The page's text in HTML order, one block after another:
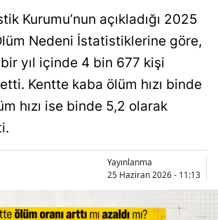
Kurumu’nun açıkladığı 2025
Nedeni İstatistiklerine göre,
yıl içinde 4 bin 677 kişi
Kentte kaba ölüm hızı binde
hızı ise binde 5,2 olarak
Yayınlanma
25 Haziran 2026 - 11:13